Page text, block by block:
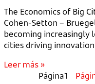
The Economics of Big
Cohen-Setton –
becoming
cities driving
Leer más »
Página1